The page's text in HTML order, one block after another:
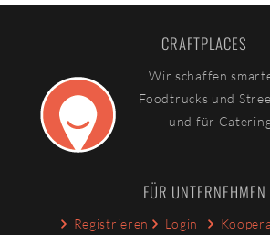
CRAFTPLACES
Wir schaffen
Foodtrucks und
und für
FÜR UNTERNEHMEN
Registrieren Login